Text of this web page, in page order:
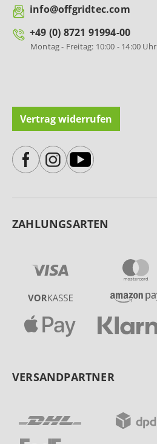
info@offgridtec.com
+49 (0) 8721 91994-00
Montag - Freitag: 10:00 - 14:00 Uhr
Vertrag widerrufen
ZAHLUNGSARTEN
VERSANDPARTNER